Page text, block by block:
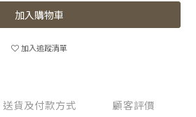
加入購物車
加入追蹤清單
送貨及付款方式 顧客評價